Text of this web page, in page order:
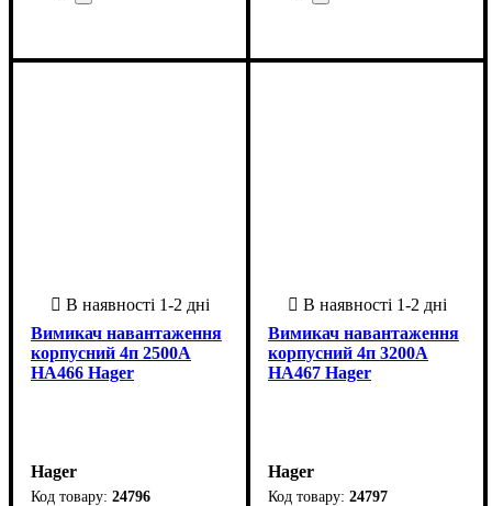
Вимикач навантаження
корпусний 4п 2500А
HA466 Hager
Hager
24796
Вимикач навантаження
корпусний 4п 3200А
HA467 Hager
Hager
24797